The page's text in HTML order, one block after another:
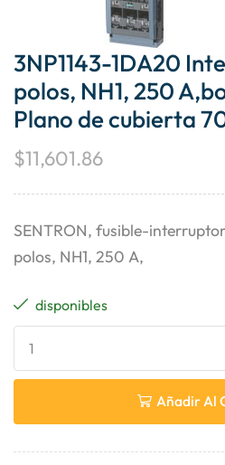
3NP1143-1DA20
polos, NH1, 250
Plano de cubierta
$11,601.86
SENTRON, fusible-
polos, NH1, 250 A,
disponibles
Añadir Al